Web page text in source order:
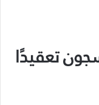
تعقيدًا